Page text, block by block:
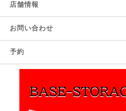
店舗情報
お問い合わせ
予約